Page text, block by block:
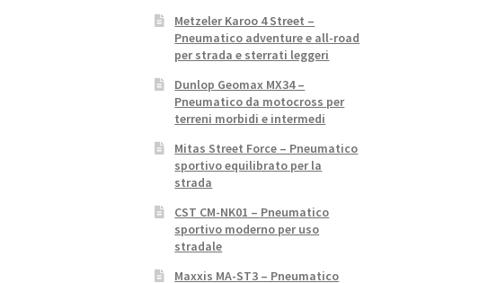
Metzeler Karoo 4 Street –
Pneumatico adventure e all-road
per strada e sterrati leggeri
Dunlop Geomax MX34 –
Pneumatico da motocross per
terreni morbidi e intermedi
Mitas Street Force – Pneumatico
sportivo equilibrato per la
strada
CST CM-NK01 – Pneumatico
sportivo moderno per uso
stradale
Maxxis MA-ST3 – Pneumatico